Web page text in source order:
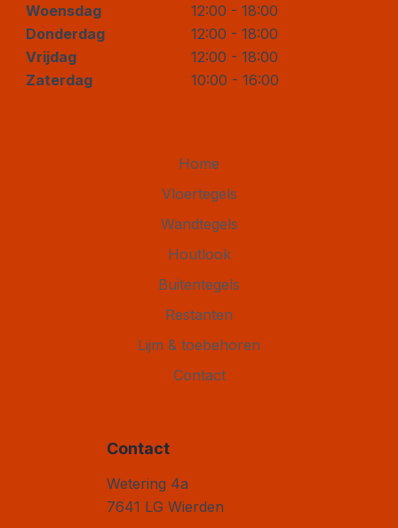
Woensdag
12:00 - 18:00
Donderdag
12:00 - 18:00
Vrijdag
12:00 - 18:00
Zaterdag
10:00 - 16:00
Home
Vloertegels
Wandtegels
Houtlook
Buitentegels
Restanten
Lijm & toebehoren
Contact
Contact
Vloertegel Outlet
Wetering 4a
7641 LG Wierden